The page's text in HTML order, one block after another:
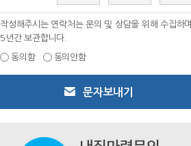
작성해주시는 연락처는 문의 및 상담을 위해 수집하며
5년간 보관합니다.
동의함 동의안함
문자보내기